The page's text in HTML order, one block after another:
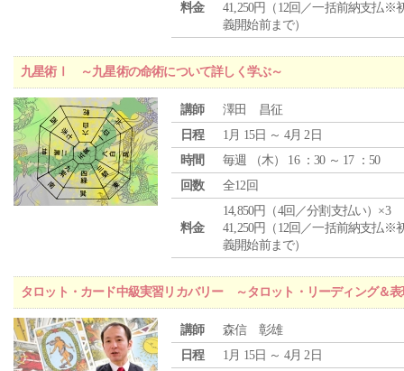
料金
41,250円（12回／一括前納支払※
義開始前まで）
九星術Ⅰ ～九星術の命術について詳しく学ぶ～
講師
澤田 昌征
日程
1月 15日 ～ 4月 2日
時間
毎週 （木） 16 ：30 ～ 17 ：50
回数
全12回
料金
14,850円（4回／分割支払い）×3
41,250円（12回／一括前納支払※
義開始前まで）
タロット・カード中級実習リカバリー ～タロット・リーディング＆
講師
森信 彰雄
日程
1月 15日 ～ 4月 2日